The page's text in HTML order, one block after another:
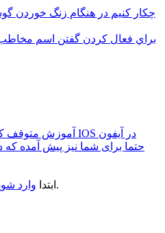
چكار كنيم در هنگام زنگ خوردن
براي فعال کردن گفتن اسم
آموزش متوقف کردن آپدیت در حال دانلود IOS در آیفون
حتما برای شما نیز پیش آمده که
ابتدا وارد تا بتوانید دیدگاهی ارسال کنید.